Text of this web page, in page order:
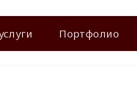
Портфолио